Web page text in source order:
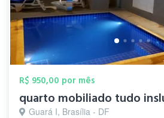
R$ 950,00 por mês
quarto mobiliado tudo
Guará I, Brasília - DF